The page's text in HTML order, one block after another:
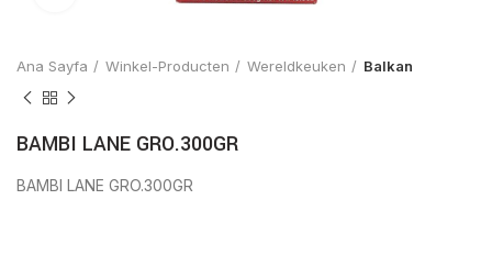
Ana Sayfa Winkel-Producten Wereldkeuken Balkan
BAMBI LANE GRO.300GR
BAMBI LANE GRO.300GR